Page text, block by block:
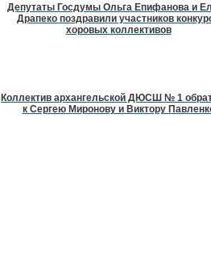
Депутаты Госдумы Ольга Епифанова и
Драпеко поздравили участников
хоровых коллективов
Коллектив архангельской ДЮСШ № 1
к Сергею Миронову и Виктору